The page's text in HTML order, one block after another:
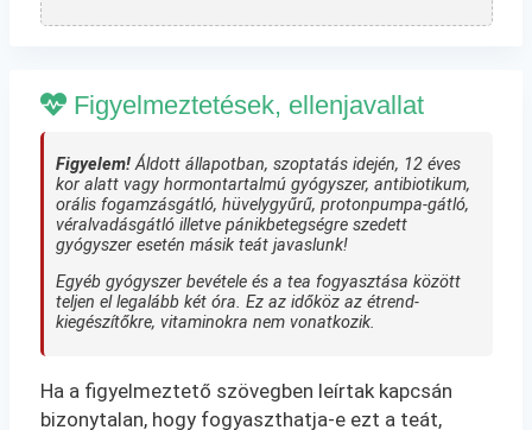
Figyelmeztetések, ellenjavallat
Figyelem!Áldott állapotban, szoptatás idején, 12 éves
kor alatt vagy hormontartalmú gyógyszer, antibiotikum,
orális fogamzásgátló, hüvelygyűrű, protonpumpa-gátló,
véralvadásgátló illetve pánikbetegségre szedett
gyógyszer esetén másik teát javaslunk!
Egyéb gyógyszer bevétele és a tea fogyasztása között
teljen el legalább két óra. Ez az időköz az étrend-
kiegészítőkre, vitaminokra nem vonatkozik.
Ha a figyelmeztető szövegben leírtak kapcsán
bizonytalan, hogy fogyaszthatja-e ezt a teát,